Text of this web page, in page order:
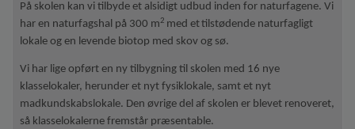
På skolen kan vi tilbyde et alsidigt udbud inden for naturfagene. Vi
har en naturfagshal på 300 m2 med ettilstødende naturfagligt
lokale og en levende biotop med skov og sø.
Vi har lige opført en ny tilbygning til skolen med 16 nye
klasselokaler, herunder et nyt fysiklokale, samt et nyt
madkundskabslokale. Den øvrige del af skolen er blevet renoveret,
så klasselokalerne fremstår præsentable.